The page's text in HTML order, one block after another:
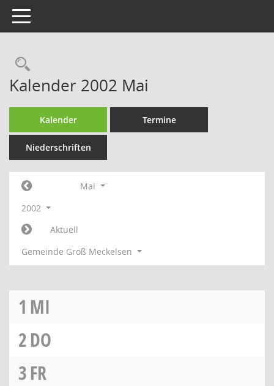
Toggle navigation
Rechercheauswahl
Kalender 2002 Mai
Kalender Termine
Niederschriften
Mai
2002
Aktuell
Gemeinde Groß Meckelsen
1 MI
2DO
3FR